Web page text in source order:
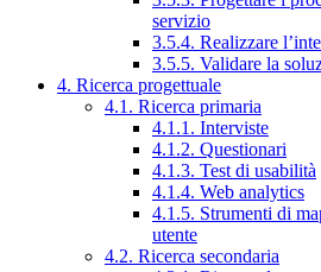
servizio
3.5.4. Realizzare
3.5.5. Validare la
4. Ricerca progettuale
4.1. Ricerca primaria
4.1.1. Interviste
4.1.2. Questionari
4.1.3. Test di usabilità
4.1.4. Web analytics
4.1.5. Strumenti di
utente
4.2. Ricerca secondaria